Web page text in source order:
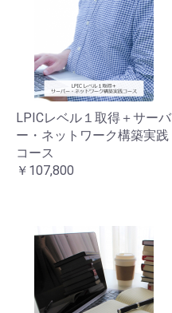
LPICレベル１取得＋サーバ
ー・ネットワーク構築実践
コース
￥107,800